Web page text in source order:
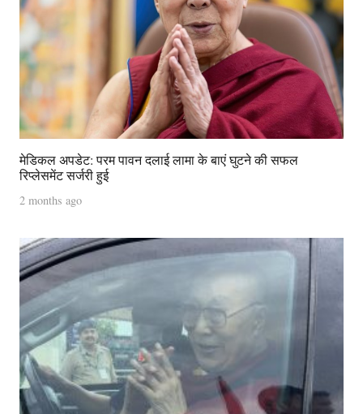
मेडिकल अपडेट: परम पावन दलाई लामा के बाएं घुटने की सफल
रिप्लेसमेंट सर्जरी हुई
2 months ago